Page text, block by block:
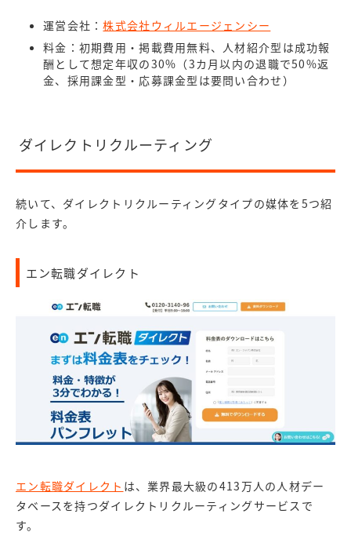
運営会社：株式会社ウィルエージェンシー
料金：初期費用・掲載費用無料、人材紹介型は成功報
酬として想定年収の30%（3カ月以内の退職で50%返
金、採用課金型・応募課金型は要問い合わせ）
ダイレクトリクルーティング
続いて、ダイレクトリクルーティングタイプの媒体を5つ紹
介します。
エン転職ダイレクト
エン転職ダイレクト は、業界最大級の413万人の人材デー
タベースを持つダイレクトリクルーティングサービスで
す。